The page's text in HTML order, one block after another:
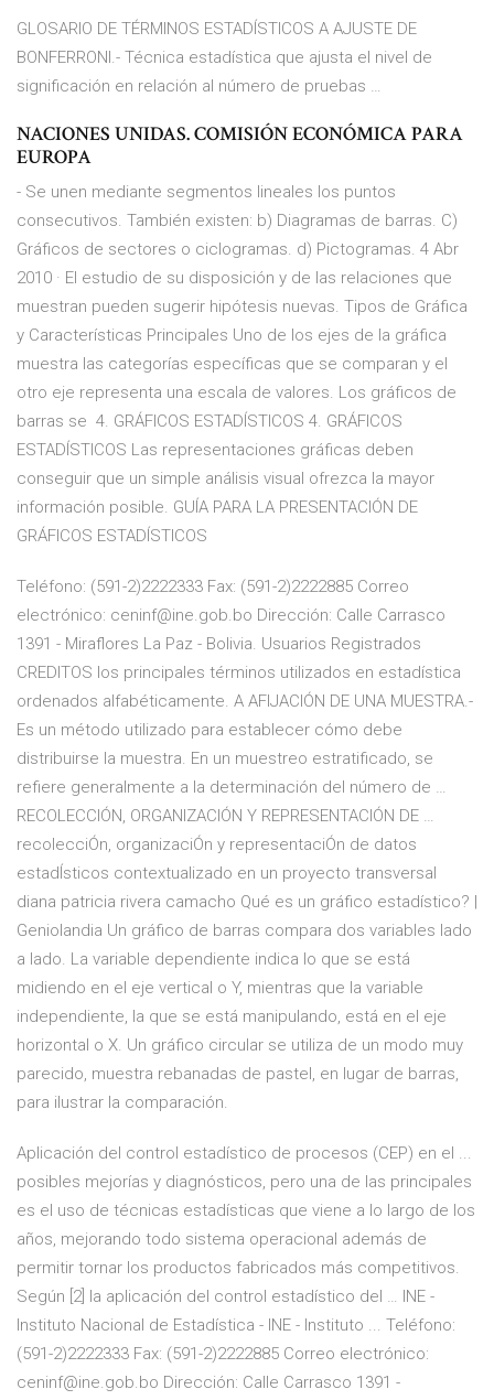
GLOSARIO DE TÉRMINOS ESTADÍSTICOS A AJUSTE DE
BONFERRONI.- Técnica estadística que ajusta el nivel de
significación en relación al número de pruebas …
NACIONES UNIDAS. COMISIÓN ECONÓMICA PARA
EUROPA
- Se unen mediante segmentos lineales los puntos
consecutivos. También existen: b) Diagramas de barras. C)
Gráficos de sectores o ciclogramas. d) Pictogramas. 4 Abr
2010 · El estudio de su disposición y de las relaciones que
muestran pueden sugerir hipótesis nuevas. Tipos de Gráfica
y Características Principales Uno de los ejes de la gráfica
muestra las categorías específicas que se comparan y el
otro eje representa una escala de valores. Los gráficos de
barras se 4. GRÁFICOS ESTADÍSTICOS 4. GRÁFICOS
ESTADÍSTICOS Las representaciones gráficas deben
conseguir que un simple análisis visual ofrezca la mayor
información posible. GUÍA PARA LA PRESENTACIÓN DE
GRÁFICOS ESTADÍSTICOS
Teléfono: (591-2)2222333 Fax: (591-2)2222885 Correo
electrónico: ceninf@ine.gob.bo Dirección: Calle Carrasco
1391 - Miraflores La Paz - Bolivia. Usuarios Registrados
CREDITOS los principales términos utilizados en estadística
ordenados alfabéticamente. A AFIJACIÓN DE UNA MUESTRA.-
Es un método utilizado para establecer cómo debe
distribuirse la muestra. En un muestreo estratificado, se
refiere generalmente a la determinación del número de …
RECOLECCIÓN, ORGANIZACIÓN Y REPRESENTACIÓN DE …
recolecciÓn, organizaciÓn y representaciÓn de datos
estadÍsticos contextualizado en un proyecto transversal
diana patricia rivera camacho Qué es un gráfico estadístico? |
Geniolandia Un gráfico de barras compara dos variables lado
a lado. La variable dependiente indica lo que se está
midiendo en el eje vertical o Y, mientras que la variable
independiente, la que se está manipulando, está en el eje
horizontal o X. Un gráfico circular se utiliza de un modo muy
parecido, muestra rebanadas de pastel, en lugar de barras,
para ilustrar la comparación.
Aplicación del control estadístico de procesos (CEP) en el ...
posibles mejorías y diagnósticos, pero una de las principales
es el uso de técnicas estadísticas que viene a lo largo de los
años, mejorando todo sistema operacional además de
permitir tornar los productos fabricados más competitivos.
Según [2] la aplicación del control estadístico del … INE -
Instituto Nacional de Estadística - INE - Instituto ... Teléfono:
(591-2)2222333 Fax: (591-2)2222885 Correo electrónico:
ceninf@ine.gob.bo Dirección: Calle Carrasco 1391 -